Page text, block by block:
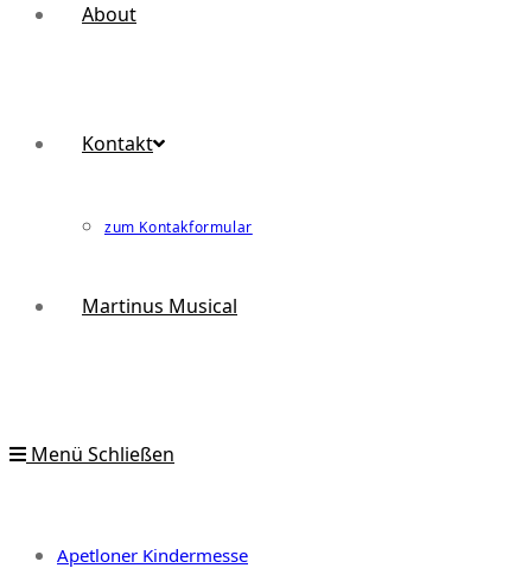
About
Kontakt
zum Kontakformular
Martinus Musical
Menü Schließen
Apetloner Kindermesse